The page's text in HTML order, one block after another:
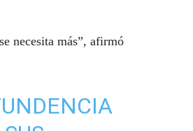
necesita más”, afirmó